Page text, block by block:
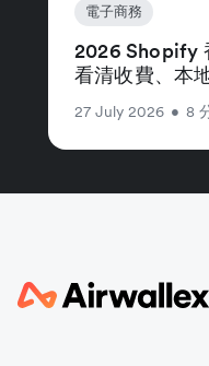
電子商務
2026 Shopify
看清收費、本
27 July 2026 • 8